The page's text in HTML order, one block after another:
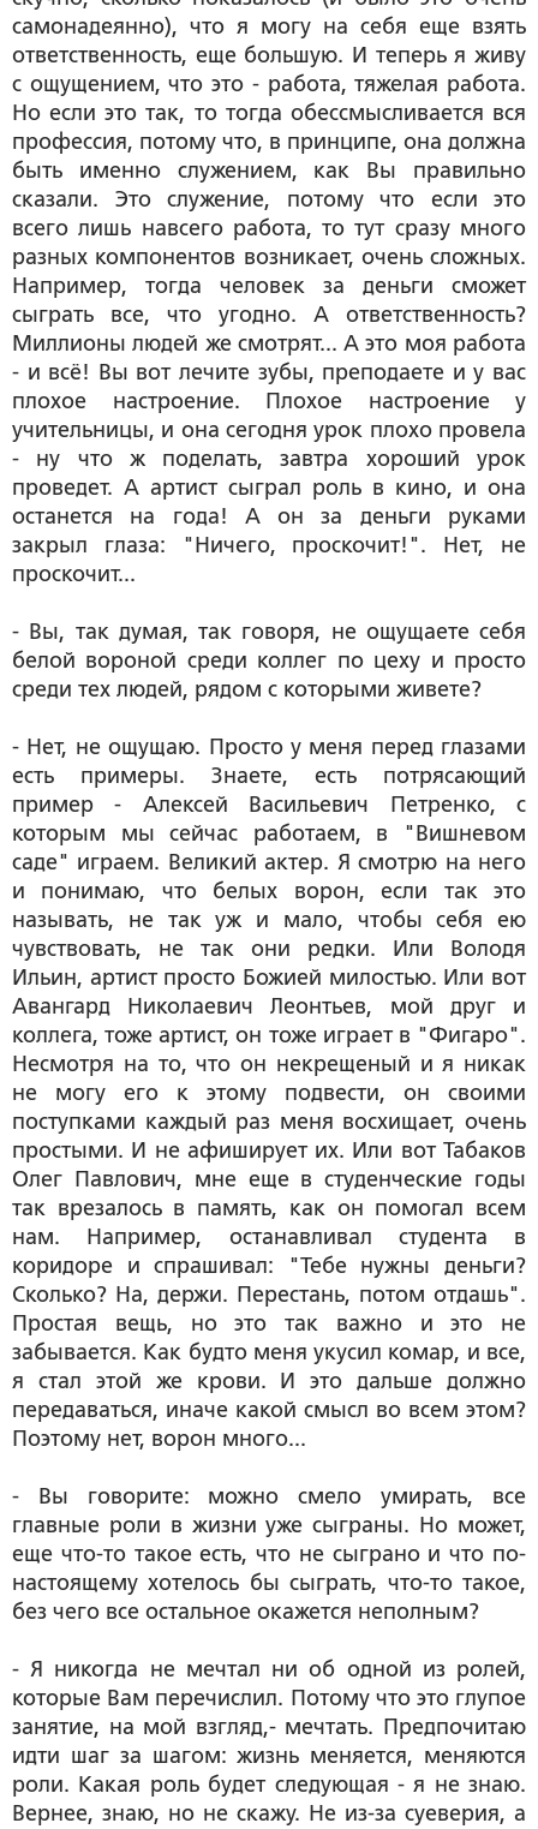
самонадеянно), что я могу на себя еще взять
ответственность, еще большую. И теперь я живу
с ощущением, что это - работа, тяжелая работа.
Но если это так, то тогда обессмысливается вся
профессия, потому что, в принципе, она должна
быть именно служением, как Вы правильно
сказали. Это служение, потому что если это
всего лишь навсего работа, то тут сразу много
разных компонентов возникает, очень сложных.
Например, тогда человек за деньги сможет
сыграть все, что угодно. А ответственность?
Миллионы людей же смотрят... А это моя работа
- и всё! Вы вот лечите зубы, преподаете и у вас
плохое настроение. Плохое настроение у
учительницы, и она сегодня урок плохо провела
- ну что ж поделать, завтра хороший урок
проведет. А артист сыграл роль в кино, и она
останется на года! А он за деньги руками
закрыл глаза: "Ничего, проскочит!". Нет, не
проскочит...
- Вы, так думая, так говоря, не ощущаете себя
белой вороной среди коллег по цеху и просто
среди тех людей, рядом с которыми живете?
- Нет, не ощущаю. Просто у меня перед глазами
есть примеры. Знаете, есть потрясающий
пример - Алексей Васильевич Петренко, с
которым мы сейчас работаем, в "Вишневом
саде" играем. Великий актер. Я смотрю на него
и понимаю, что белых ворон, если так это
называть, не так уж и мало, чтобы себя ею
чувствовать, не так они редки. Или Володя
Ильин, артист просто Божией милостью. Или вот
Авангард Николаевич Леонтьев, мой друг и
коллега, тоже артист, он тоже играет в "Фигаро".
Несмотря на то, что он некрещеный и я никак
не могу его к этому подвести, он своими
поступками каждый раз меня восхищает, очень
простыми. И не афиширует их. Или вот Табаков
Олег Павлович, мне еще в студенческие годы
так врезалось в память, как он помогал всем
нам. Например, останавливал студента в
коридоре и спрашивал: "Тебе нужны деньги?
Сколько? На, держи. Перестань, потом отдашь".
Простая вещь, но это так важно и это не
забывается. Как будто меня укусил комар, и все,
я стал этой же крови. И это дальше должно
передаваться, иначе какой смысл во всем этом?
Поэтому нет, ворон много...
- Вы говорите: можно смело умирать, все
главные роли в жизни уже сыграны. Но может,
еще что-то такое есть, что не сыграно и что по-
настоящему хотелось бы сыграть, что-то такое,
без чего все остальное окажется неполным?
- Я никогда не мечтал ни об одной из ролей,
которые Вам перечислил. Потому что это глупое
занятие, на мой взгляд,- мечтать. Предпочитаю
идти шаг за шагом: жизнь меняется, меняются
роли. Какая роль будет следующая - я не знаю.
Вернее, знаю, но не скажу. Не из-за суеверия, а